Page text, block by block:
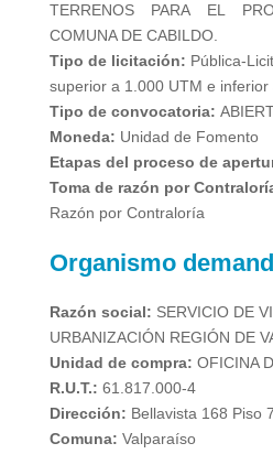
TERRENOS PARA EL
COMUNA DE CABILDO.
Tipo de licitación: Pública-
superior a 1.000 UTM e
Tipo de convocatoria:
Moneda: Unidad de Fomento
Etapas del proceso de
Toma de razón por
Razón por Contraloría
Organismo
Razón social: SERVICIO DE
URBANIZACIÓN REGIÓN DE
Unidad de compra: OFICINA
R.U.T.: 61.817.000-4
Dirección: Bellavista 168 Piso 7
Comuna: Valparaíso